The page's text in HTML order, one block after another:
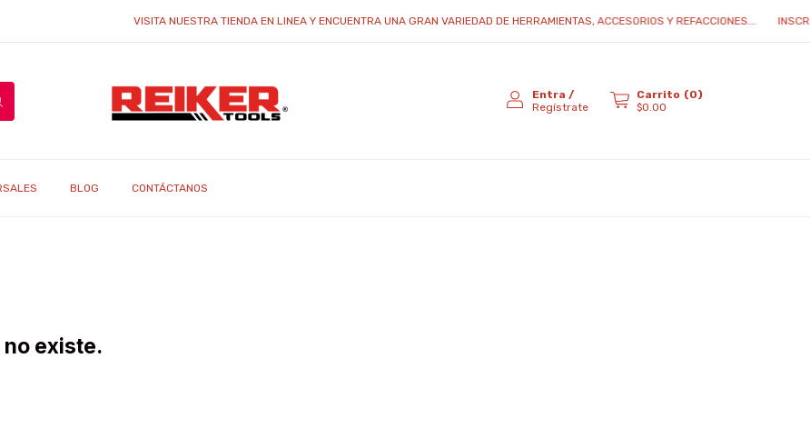
VISITA NUESTRA TIENDA EN LINEA Y ENCUENTRA UNA GRAN VARIEDAD DE HERRAMIENTAS, ACCESORIOS Y REFACCIONES...
Entra /
Regístrate
Carrito (0)
$0.00
BLOG CONTÁCTANOS
no existe.